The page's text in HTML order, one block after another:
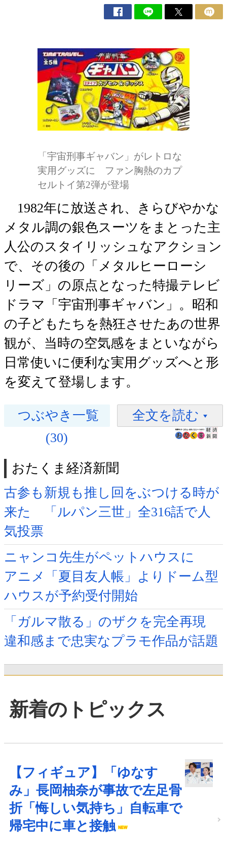
「宇宙刑事ギャバン」がレトロな
実用グッズに ファン胸熱のカプ
セルトイ第2弾が登場
1982年に放送され、きらびやかな
メタル調の銀色スーツをまとった主
人公のスタイリッシュなアクション
で、その後の「メタルヒーローシ
リーズ」の原点となった特撮テレビ
ドラマ「宇宙刑事ギャバン」。昭和
の子どもたちを熱狂させたあの世界
観が、当時の空気感をまといながら
日常使いに便利な実用グッズへと形
を変えて登場します。
つぶやき一覧
(30)
全文を読む
おたくま経済新聞
古参も新規も推し回をぶつける時が
来た 「ルパン三世」全316話で人
気投票
ニャンコ先生がペットハウスに
アニメ「夏目友人帳」よりドーム型
ハウスが予約受付開始
「ガルマ散る」のザクを完全再現
違和感まで忠実なプラモ作品が話題
新着のトピックス
【フィギュア】「ゆなす
み」長岡柚奈が事故で左足骨
折「悔しい気持ち」自転車で
帰宅中に車と接触